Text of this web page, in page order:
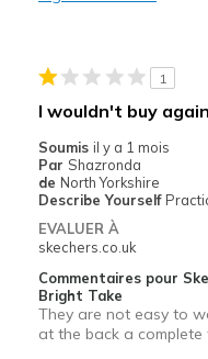
Les meilleures
Uitgaan
Breedte
Maat
View On Shoes
1
I wouldn't buy again
Soumis il y a 1 mois
Par Shazronda
de North Yorkshire
Describe Yourself
EVALUER À
skechers.co.uk
Commentaires pour
Bright Take
They are not easy to
at the back a